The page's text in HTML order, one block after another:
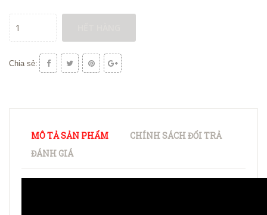
Chia sẻ:
MÔ TẢ SẢN PHẨM
CHÍNH SÁCH ĐỔI TRẢ
ĐÁNH GIÁ